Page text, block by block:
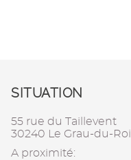
SITUATION
55 rue du Taillevent
30240 Le Grau-du-Roi
A proximité: